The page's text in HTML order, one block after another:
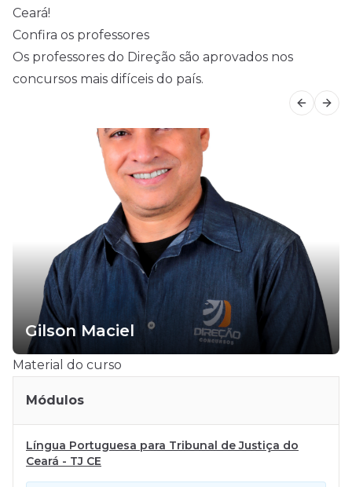
Ceará!
Confira os professores
Os professores do Direção são aprovados nos
concursos mais difíceis do país.
Gilson Maciel
Material do curso
Módulos
Língua Portuguesa para Tribunal de Justiça do
Ceará - TJ CE